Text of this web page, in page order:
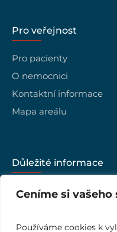
Ceníme si
Používáme cookies k
Pro veřejnost
Pro pacienty
O nemocnici
Kontaktní informace
Mapa areálu
Důležité informace
Kariéra
Kvalita